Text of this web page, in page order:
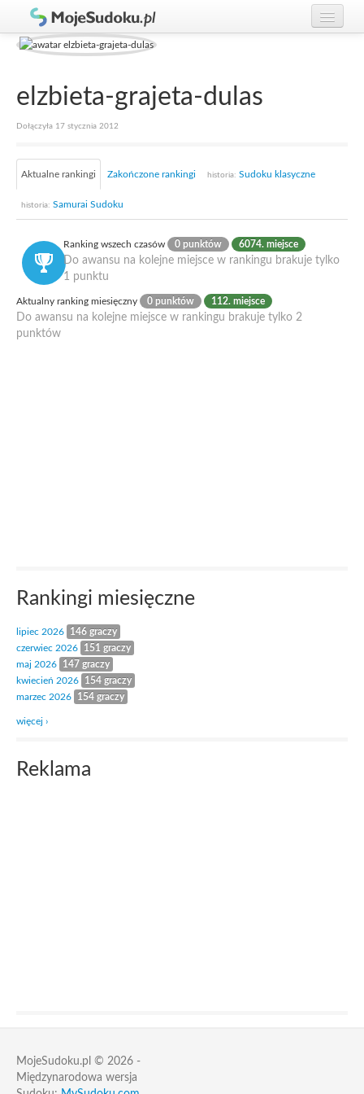
Graj w Sudoku!
Zasady Sudoku
elzbieta-grajeta-dulas
Dołączyła 17 stycznia 2012
Aktualne rankingi Zakończone rankingi historia: Sudoku klasyczne
historia: Samurai Sudoku
Ranking wszech czasów 0 punktów 6074. miejsce
Do awansu na kolejne miejsce w rankingu brakuje tylko
1 punktu
Aktualny ranking miesięczny 0 punktów 112. miejsce
Do awansu na kolejne miejsce w rankingu brakuje tylko 2
punktów
Rankingi miesięczne
lipiec 2026
146 graczy
czerwiec 2026
151 graczy
maj 2026
147 graczy
kwiecień 2026
154 graczy
marzec 2026
154 graczy
więcej ›
Reklama
MojeSudoku.pl © 2026 -
Międzynarodowa wersja